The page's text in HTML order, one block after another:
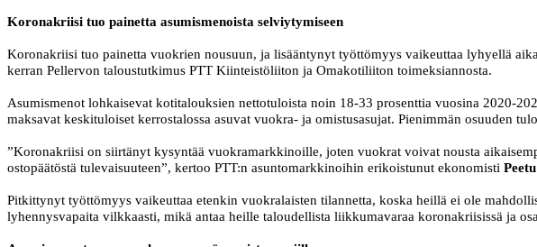
Koronakriisi tuo painetta asumismenoista selviytymiseen
Koronakriisi tuo painetta vuokrien nousuun, ja lisääntynyt työttömyys vaikeuttaa lyhyellä
kerran Pellervon taloustutkimus PTT Kiinteistöliiton ja Omakotiliiton toimeksiannosta.
Asumismenot lohkaisevat kotitalouksien nettotuloista noin 18-33 prosenttia vuosina 2020-
maksavat keskituloiset kerrostalossa asuvat vuokra- ja omistusasujat. Pienimmän osuuden
”Koronakriisi on siirtänyt kysyntää vuokramarkkinoille, joten vuokrat voivat nousta
ostopäätöstä tulevaisuuteen”, kertoo PTT:n asuntomarkkinoihin erikoistunut ekonomisti
Pitkittynyt työttömyys vaikeuttaa etenkin vuokralaisten tilannetta, koska heillä ei ole
lyhennysvapaita vilkkaasti, mikä antaa heille taloudellista liikkumavaraa koronakriisissä ja